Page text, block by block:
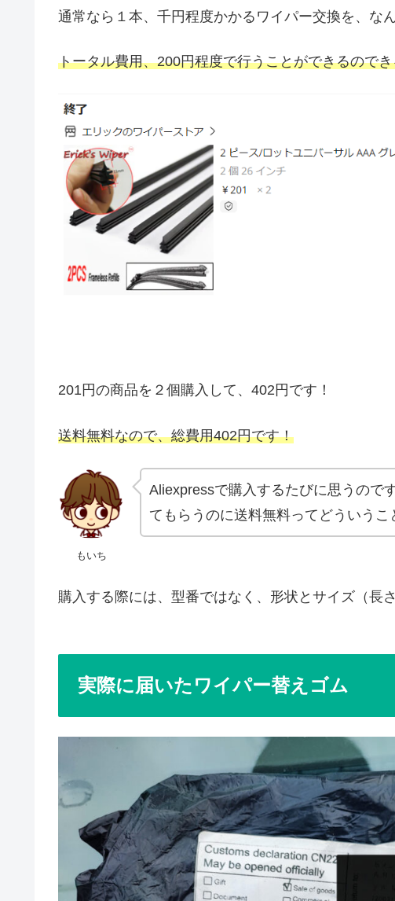
通常なら１本、千円程度かかるワイパー交換を、な
トータル費用、200円程度で行うことができるので
201円の商品を２個購入して、402円です！
送料無料なので、総費用402円です！
もいち
Aliexpressで購入するたびに思うので
てもらうのに送料無料ってどういうこ
購入する際には、型番ではなく、形状とサイズ（長
実際に届いたワイパー替えゴム